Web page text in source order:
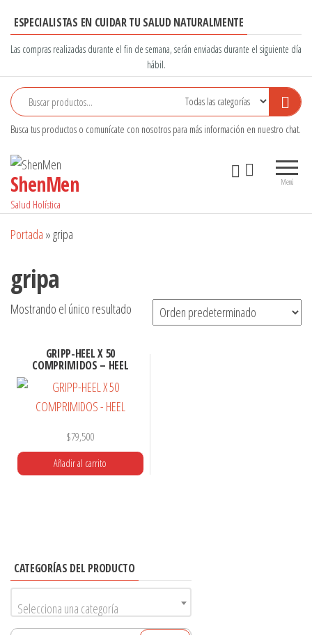
contenido
ESPECIALISTAS EN CUIDAR TU SALUD NATURALMENTE
Las compras realizadas durante el fin de semana, serán enviadas durante el siguiente día
hábil.
Busca tus productos o comunícate con nosotros para más información en nuestro chat.
ShenMen
Salud Holística
Menú
Portada »gripa
gripa
Mostrando el único resultado
GRIPP-HEEL X 50
COMPRIMIDOS – HEEL
$79,500
Añadir al carrito
CATEGORÍAS DEL PRODUCTO
Selecciona una categoría